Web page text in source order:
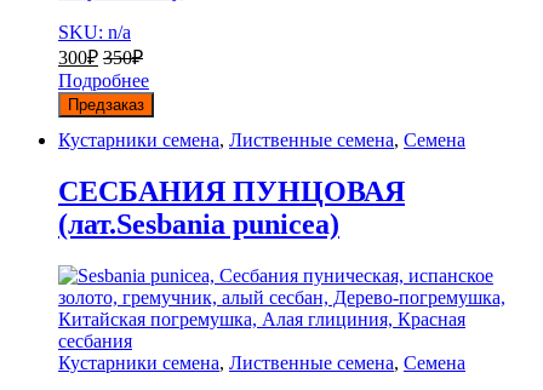
SKU: n/a
300₽ 350₽
Подробнее
Предзаказ
Кустарники семена, Лиственные семена, Семена
СЕСБАНИЯ ПУНЦОВАЯ
(лат.Sesbania punicea)
Кустарники семена, Лиственные семена, Семена